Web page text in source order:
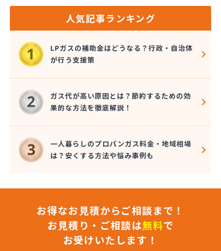
株式会社奥村商会
株式会社解放ガスセンター
株式会社丸 藤
株式会社鬼木商店
株式会社金光商店
株式会社九酸ガス住設
株式会社九酸ガス住設 直方営業所
株式会社九酸ガス住設 北九州営業所
株式会社桑野商会
株式会社光栄ガス家電サービス
株式会社佐々木東商店
株式会社再生エネルギー
株式会社坂田ガス住設
株式会社三 豊
株式会社柴田産業
株式会社昭和ガス
株式会社松浦商会
株式会社松隈石油店
人気記事ランキング
LPガスの補助金はどうなる？行政・自治体
が行う支援策
ガス代が高い原因とは？節約するための効
果的な方法を徹底解説！
一人暮らしのプロパンガス料金・地域相場
は？安くする方法や悩み事例も
お得なお見積からご相談まで！
お見積り・ご相談は無料で
お受けいたします！